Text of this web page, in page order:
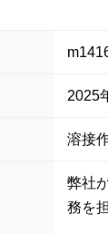
2025
溶接
弊社
務を